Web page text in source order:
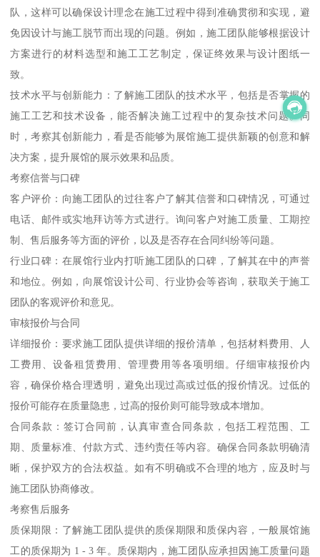
队，这样可以确保设计理念在施工过程中得到准确贯彻和实现，避
免因设计与施工脱节而出现的问题。例如，施工团队能够根据设计
方案进行的材料选型和施工工艺制定，保证终效果与设计图纸一
致。
技术水平与创新能力：了解施工团队的技术水平，包括是否掌握的
施工工艺和技术设备，能否解决施工过程中的复杂技术问题。同
时，考察其创新能力，看是否能够为展馆施工提供新颖的创意和解
决方案，提升展馆的展示效果和品质。
考察信誉与口碑
客户评价：向施工团队的过往客户了解其信誉和口碑情况，可通过
电话、邮件或实地拜访等方式进行。询问客户对施工质量、工期控
制、售后服务等方面的评价，以及是否存在合同纠纷等问题。
行业口碑：在展馆行业内打听施工团队的口碑，了解其在中的声誉
和地位。例如，向展馆设计公司、行业协会等咨询，获取关于施工
团队的客观评价和意见。
审核报价与合同
详细报价：要求施工团队提供详细的报价清单，包括材料费用、人
工费用、设备租赁费用、管理费用等各项明细。仔细审核报价内
容，确保价格合理透明，避免出现过高或过低的报价情况。过低的
报价可能存在质量隐患，过高的报价则可能导致成本增加。
合同条款：签订合同前，认真审查合同条款，包括工程范围、工
期、质量标准、付款方式、违约责任等内容。确保合同条款明确清
晰，保护双方的合法权益。如有不明确或不合理的地方，应及时与
施工团队协商修改。
考察售后服务
质保期限：了解施工团队提供的质保期限和质保内容，一般展馆施
工的质保期为 1 - 3 年。质保期内，施工团队应承担因施工质量问题